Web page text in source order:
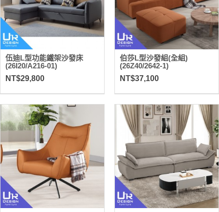
伍迪L型功能鐵架沙發床
(26I20/A216-01)
NT$29,800
伯莎L型沙發組(全組)
(26Z40/2642-1)
NT$37,100